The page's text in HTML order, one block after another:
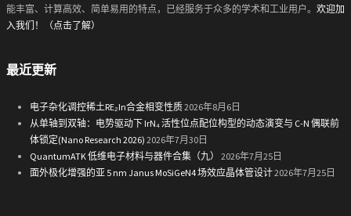
能丰富、计算高效、简单易用的特点，已经服务于众多的学术和工业用户。 欢迎加
入我们！（点击了解）
最近更新
电子杂化调控稀土RE₂In合金相变性质2026年8月6日
从单轴到双轴：电势驱动下 IrN₄ 活性位点配位构型的动态演变与 C-N 偶联前
体锁定(Nano Research 2026) 2026年7月30日
QuantumATK 低维电子材料与器件合集（九）
2026年7月25日
面外极化增强的亚 5 nm Janus MoSiGeN4 场效应晶体管设计2026年7月25日